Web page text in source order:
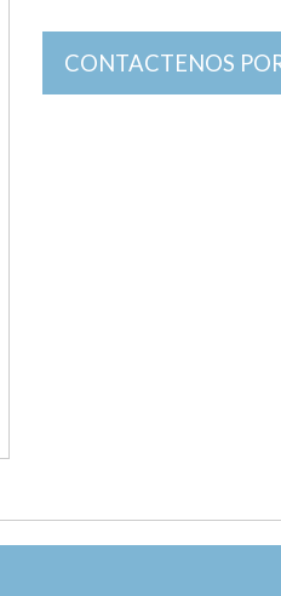
CONTACTENOS